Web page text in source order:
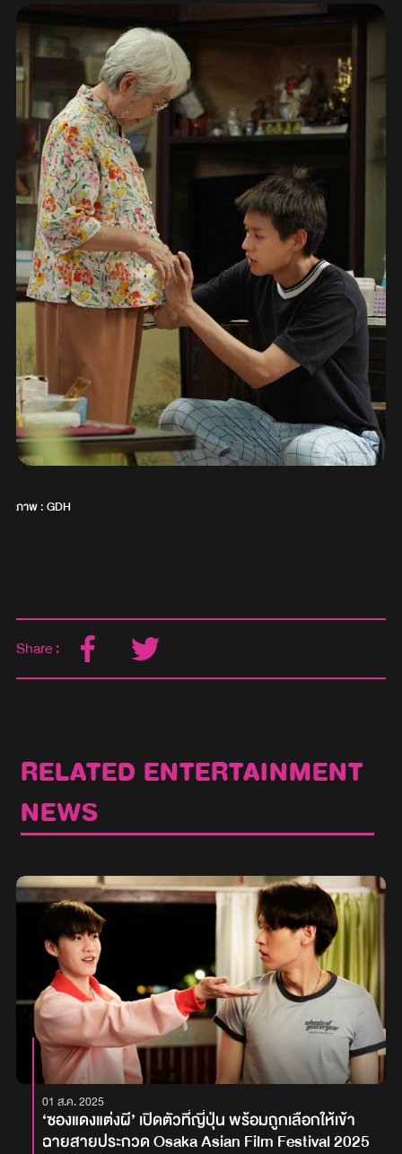
ภาพ : GDH
Share :
RELATED ENTERTAINMENT
NEWS
01 ส.ค. 2025
‘ซองแดงแต่งผี’ เปิดตัวที่ญี่ปุ่น พร้อมถูกเลือกให้เข้า
ฉายสายประกวด Osaka Asian Film Festival 2025